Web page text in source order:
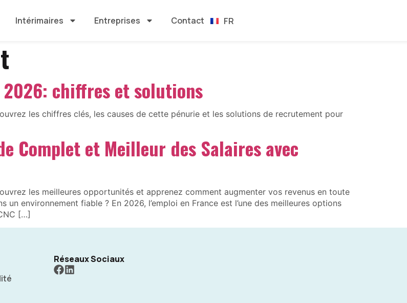
Intérimaires Entreprises Contact FR
ES
2026: chiffres et solutions
les chiffres clés, les causes de cette pénurie et les solutions de recrutement pour
Complet et Meilleur des Salaires avec
les meilleures opportunités et apprenez comment augmenter vos revenus en toute
environnement fiable ? En 2026, l’emploi en France est l’une des meilleures options
[…]
Réseaux Sociaux